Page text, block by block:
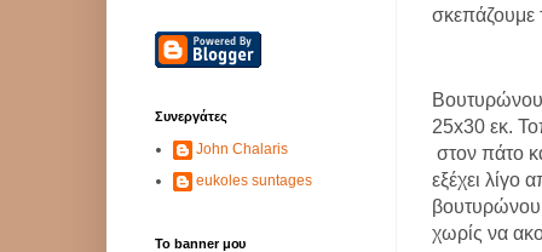
σκεπάζουμε
25x30 εκ.
στον πάτο
εξέχει λίγο
χωρίς να
Συνεργάτες
John Chalaris
eukoles suntages
Το banner μου